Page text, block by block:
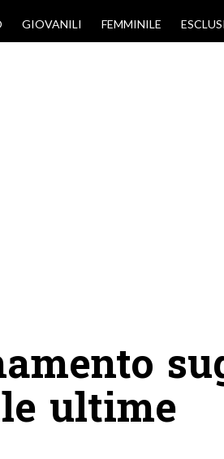
GIOVANILI FEMMINILE
ultime